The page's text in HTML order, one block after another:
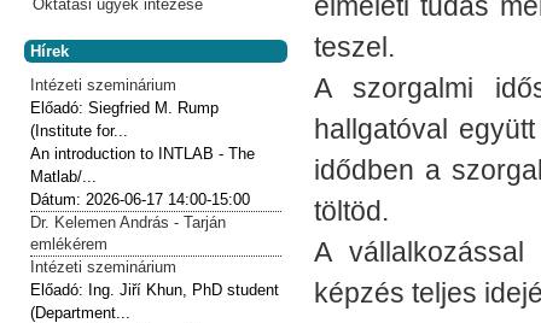
teszel.
A szorgalmi
hallgatóval
idődben a
töltöd.
A vállalkozással
képzés teljes
Oktatási ügyek intézése
Hírek
Intézeti szeminárium
Előadó:Siegfried M. Rump
(Institute for...
An introduction to INTLAB - The
Matlab/...
Dátum: 2026-06-17 14:00-15:00
Dr. Kelemen András - Tarján
emlékérem
Intézeti szeminárium
Előadó: Ing. Jiří Khun, PhD student
(Department...